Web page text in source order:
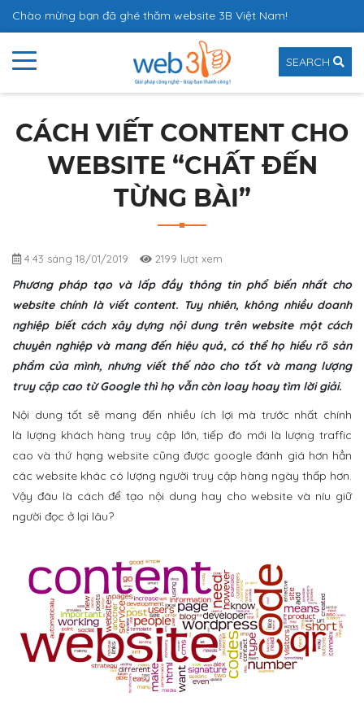
Chào mừng bạn đã ghé thăm website 3B Việt Nam!
SEARCH
CÁCH VIẾT CONTENT CHO
WEBSITE “CHẤT ĐẾN
TỪNG BÀI”
4:43 sáng 18/01/2019 2199 lượt xem
Phương pháp tạo và lấp đầy thông tin phổ biến nhất cho
website chính là viết content. Tuy nhiên, không nhiều doanh
nghiệp biết cách xây dựng nội dung trên website một cách
chuyên nghiệp và mang đến hiệu quả, có thể họ hiểu rõ sản
phẩm của mình, nhưng viết thế nào cho tốt và mang lượng
truy cập cao từ Google thì họ vẫn còn loay hoay tìm lời giải.
Nội dung tốt sẽ mang đến nhiều ích lợi mà trước nhất chính
là lượng khách hàng truy cập lớn, tiếp đó mới là lượng traffic
cao và thứ hạng website cũng được google đánh giá hơn hẳn
các website khác có lượng người truy cập hàng ngày thấp hơn.
Vậy đâu là cách để tạo nội dung hay cho website và níu giữ
người đọc ở lại lâu?